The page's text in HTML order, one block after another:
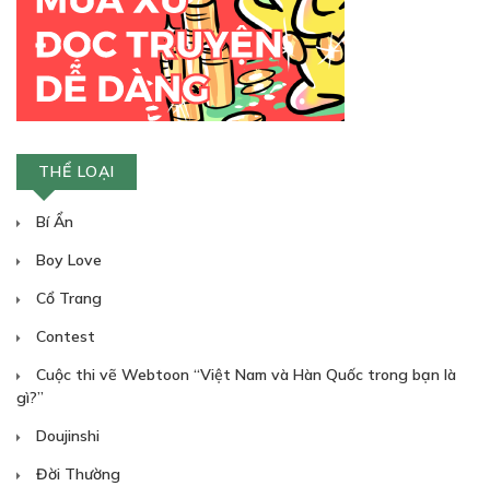
THỂ LOẠI
Bí Ẩn
Boy Love
Cổ Trang
Contest
Cuộc thi vẽ Webtoon “Việt Nam và Hàn Quốc trong bạn là
gì?”
Doujinshi
Đời Thường